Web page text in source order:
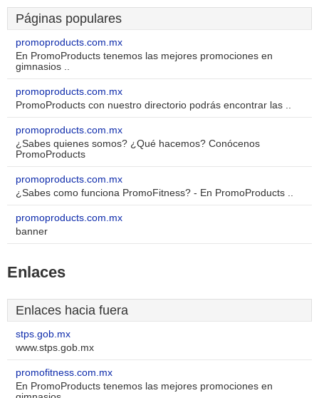
Páginas populares
promoproducts.com.mx
En PromoProducts tenemos las mejores promociones en
gimnasios ..
promoproducts.com.mx
PromoProducts con nuestro directorio podrás encontrar las ..
promoproducts.com.mx
¿Sabes quienes somos? ¿Qué hacemos? Conócenos
PromoProducts
promoproducts.com.mx
¿Sabes como funciona PromoFitness? - En PromoProducts ..
promoproducts.com.mx
banner
Enlaces
Enlaces hacia fuera
stps.gob.mx
www.stps.gob.mx
promofitness.com.mx
En PromoProducts tenemos las mejores promociones en